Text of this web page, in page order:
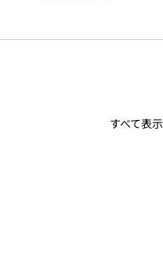
すべて表示